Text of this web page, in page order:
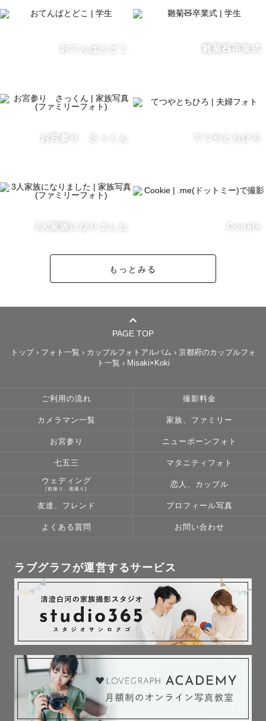
おてんばとどこ 雛菊🧸卒業式
お宮参り さっくん てつやとちひろ
3人家族になりました Cookie
もっとみる
PAGE TOP
トップ› フォト一覧 › カップルフォトアルバム › 京都府のカップルフォ
ト一覧 › Misaki×Koki
ご利用の流れ 撮影料金
カメラマン一覧 家族、ファミリー
お宮参り ニューボーンフォト
七五三 マタニティフォト
ウェディング
(前撮り、後撮り)
恋人、カップル
友達、フレンド プロフィール写真
よくある質問 お問い合わせ
ラブグラフが運営するサービス